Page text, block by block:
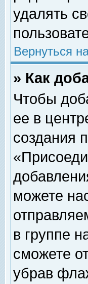
удалять
Вернуться
» Как
Чтобы
ее в
создания
можете
в группе
сможете
убрав